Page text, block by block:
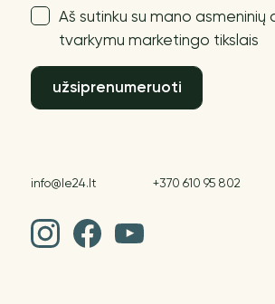
Aš sutinku su mano asmeninių
tvarkymu marketingo tikslais
užsiprenumeruoti
info@le24.lt +370 610 95 802